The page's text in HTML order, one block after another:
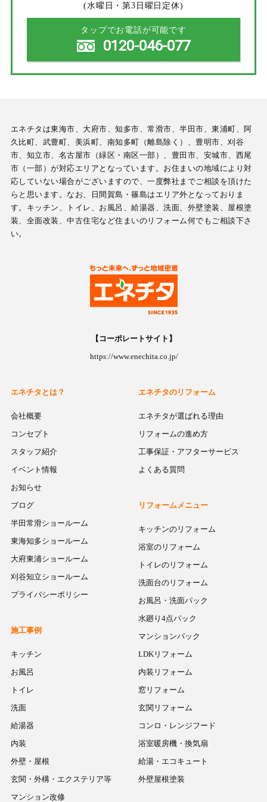
(水曜日・第3日曜日定休)
タップでお電話が可能です
0120-046-077
エネチタは東海市、大府市、知多市、常滑市、半田市、東浦町、阿
久比町、武豊町、美浜町、南知多町（離島除く）、豊明市、刈谷
市、知立市、名古屋市（緑区・南区一部）、豊田市、安城市、西尾
市（一部）が対応エリアとなっています。お住まいの地域により対
応していない場合がございますので、一度弊社までご相談を頂けた
らと思います。なお、日間賀島・篠島はエリア外となっておりま
す。キッチン、トイレ、お風呂、給湯器、洗面、外壁塗装、屋根塗
装、全面改装、中古住宅など住まいのリフォーム何でもご相談下さ
い。
【コーポレートサイト】
https://www.enechita.co.jp/
エネチタとは？
会社概要
コンセプト
スタッフ紹介
イベント情報
お知らせ
ブログ
半田常滑ショールーム
東海知多ショールーム
大府東浦ショールーム
刈谷知立ショールーム
プライバシーポリシー
エネチタのリフォーム
エネチタが選ばれる理由
リフォームの進め方
工事保証・アフターサービス
よくある質問
リフォームメニュー
キッチンのリフォーム
浴室のリフォーム
トイレのリフォーム
洗面台のリフォーム
お風呂・洗面パック
水廻り4点パック
マンションパック
LDKリフォーム
内装リフォーム
窓リフォーム
玄関リフォーム
コンロ・レンジフード
浴室暖房機・換気扇
給湯・エコキュート
外壁屋根塗装
施工事例
キッチン
お風呂
トイレ
洗面
給湯器
内装
外壁・屋根
玄関・外構・エクステリア等
マンション改修